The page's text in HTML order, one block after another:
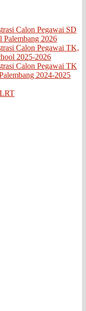
Calon Pegawai SD
Palembang 2026
Calon Pegawai TK,
2025-2026
Calon Pegawai TK
2024-2025